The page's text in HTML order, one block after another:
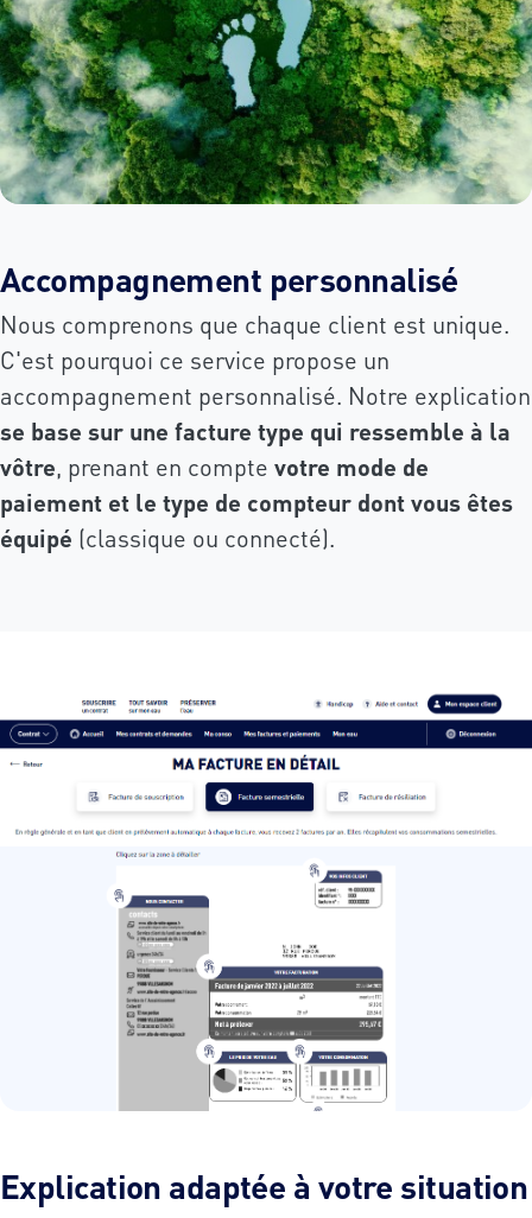
Accompagnement personnalisé
Nous comprenons que chaque client est unique.
C'est pourquoi ce service propose un
accompagnement personnalisé. Notre explication
se base sur une facture type qui ressemble à la
vôtre, prenant en compte votre mode de
paiement et le type de compteur dont vous êtes
équipé (classique ou connecté).
Explication adaptée à votre situation